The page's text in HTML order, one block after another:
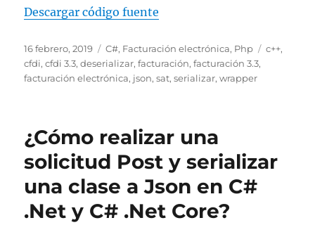
Descargar código fuente
Publicado
el
16 febrero, 2019 Categorías
C#, Facturación electrónica, Php Etiquetas
c++,
cfdi,cfdi 3.3,deserializar,facturación,facturación 3.3,
facturación electrónica, json,sat,serializar,wrapper
¿Cómo realizar una
solicitud Post y serializar
una clase a Json en C#
.Net y C# .Net Core?